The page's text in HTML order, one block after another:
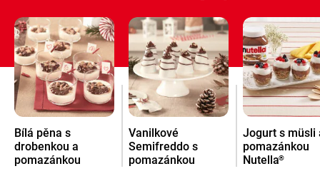
Bílá pěna s
drobenkou a
pomazánkou
Vanilkové
Semifreddo s
pomazánkou
Jogurt s müsli
pomazánkou
Nutella®